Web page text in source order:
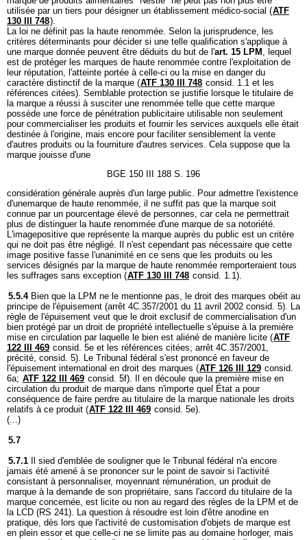
utilisée par un tiers pour désigner un établissement médico-social (ATF
130 III 748).
La loi ne définit pas la haute renommée. Selon la jurisprudence, les
critères déterminants pour décider si une telle qualification s'applique à
une marque donnée peuvent être déduits du but de l'art. 15 LPM , lequel
est de protéger les marques de haute renommée contre l'exploitation de
leur réputation, l'atteinte portée à celle-ci ou la mise en danger du
caractère distinctif de la marque (ATF 130 III 748 consid. 1.1 et les
références citées). Semblable protection se justifie lorsque le titulaire de
la marque a réussi à susciter une renommée telle que cette marque
possède une force de pénétration publicitaire utilisable non seulement
pour commercialiser les produits et fournir les services auxquels elle était
destinée à l'origine, mais encore pour faciliter sensiblement la vente
d'autres produits ou la fourniture d'autres services. Cela suppose que la
marque jouisse d'une
BGE 150 III 188 S. 196
considération générale auprès d'un large public. Pour admettre l'existence
d'unemarque de haute renommée, il ne suffit pas que la marque soit
connue par un pourcentage élevé de personnes, car cela ne permettrait
plus de distinguer la haute renommée d'une marque de sa notoriété.
L'imagepositive que représente la marque auprès du public est un critère
qui ne doit pas être négligé. Il n'est cependant pas nécessaire que cette
image positive fasse l'unanimité en ce sens que les produits ou les
services désignés par la marque de haute renommée remporteraient tous
les suffrages sans exception (ATF 130 III 748 consid. 1.1).
5.5.4 Bien que la LPM ne le mentionne pas, le droit des marques obéit au
principe de l'épuisement (arrêt 4C.357/2001 du 11 avril 2002 consid. 5). La
règle de l'épuisement veut que le droit exclusif de commercialisation d'un
bien protégé par un droit de propriété intellectuelle s'épuise à la première
mise en circulation par laquelle le bien est aliéné de manière licite (ATF
122 III 469 consid. 5e et les références citées; arrêt 4C.357/2001,
précité, consid. 5). Le Tribunal fédéral s'est prononcé en faveur de
l'épuisement international en droit des marques (ATF 126 III 129 consid.
6a; ATF 122 III 469 consid. 5f). Il en découle que la première mise en
circulation du produit de marque dans n'importe quel État a pour
conséquence de faire perdre au titulaire de la marque nationale les droits
relatifs à ce produit (ATF 122 III 469 consid. 5e).
(...)
5.7
5.7.1
Il sied d'emblée de souligner que le Tribunal fédéral n'a encore
jamais été amené à se prononcer sur le point de savoir si l'activité
consistant à personnaliser, moyennant rémunération, un produit de
marque à la demande de son propriétaire, sans l'accord du titulaire de la
marque concernée, est licite ou non au regard des règles de la LPM et de
la LCD (RS 241). La question à résoudre est loin d'être anodine en
pratique, dès lors que l'activité de customisation d'objets de marque est
en plein essor et que celle-ci ne se limite pas au domaine horloger, mais